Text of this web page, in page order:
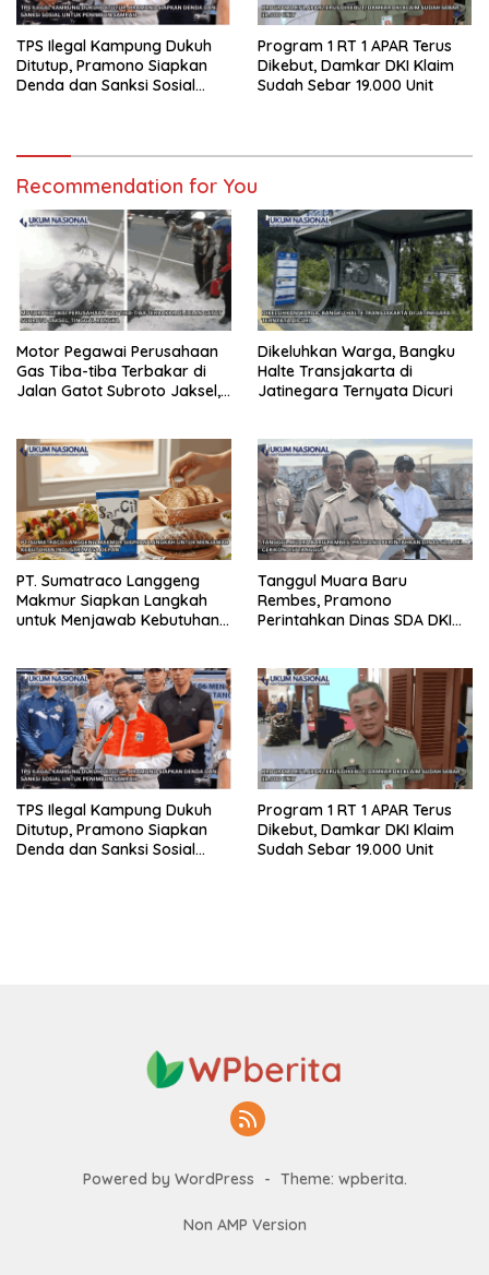
TPS Ilegal Kampung Dukuh
Ditutup, Pramono Siapkan
Denda dan Sanksi Sosial
Program 1 RT 1 APAR Terus
Dikebut, Damkar DKI Klaim
Sudah Sebar 19.000 Unit
Recommendation for You
Motor Pegawai Perusahaan
Gas Tiba-tiba Terbakar di
Jalan Gatot Subroto Jaksel,
Dikeluhkan Warga, Bangku
Halte Transjakarta di
Jatinegara Ternyata Dicuri
PT. Sumatraco Langgeng
Makmur Siapkan Langkah
untuk Menjawab Kebutuhan
Tanggul Muara Baru
Rembes, Pramono
Perintahkan Dinas SDA DKI
TPS Ilegal Kampung Dukuh
Ditutup, Pramono Siapkan
Denda dan Sanksi Sosial
Program 1 RT 1 APAR Terus
Dikebut, Damkar DKI Klaim
Sudah Sebar 19.000 Unit
Powered by WordPress - Theme: wpberita.
Non AMP Version